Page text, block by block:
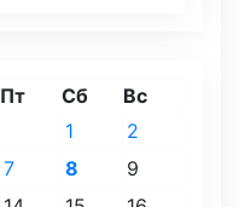
Пт Сб Вс
1
2
7 8
9